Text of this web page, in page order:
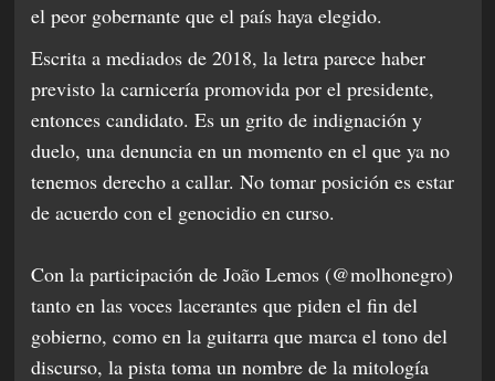
el peor gobernante que el país haya elegido.
Escrita a mediados de 2018, la letra parece haber
previsto la carnicería promovida por el presidente,
entonces candidato. Es un grito de indignación y
duelo, una denuncia en un momento en el que ya no
tenemos derecho a callar. No tomar posición es estar
de acuerdo con el genocidio en curso.
Con la participación de João Lemos (@molhonegro)
tanto en las voces lacerantes que piden el fin del
gobierno, como en la guitarra que marca el tono del
discurso, la pista toma un nombre de la mitología